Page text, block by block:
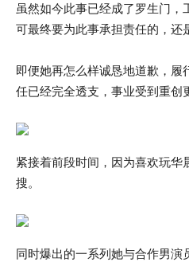
虽然如今此事已经成了罗生门，
可最终要为此事承担责任的，还
即便她再怎么样诚恳地道歉，履
任已经完全透支，事业受到重创
紧接着前段时间，因为喜欢玩华
搜。
同时爆出的一系列她与合作男演